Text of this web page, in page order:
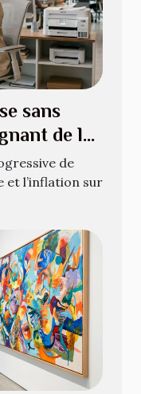
sans
de la
de
et l’inflation sur